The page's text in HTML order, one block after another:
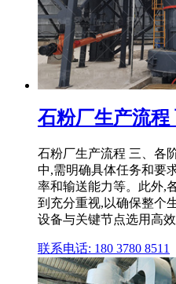
石粉厂生产流程
石粉厂生产流程 三、各
中,需明确具体任务和要
率和输送能力等。此外,
到充分重视,以确保整个
设备与关键节点选用高
联系电话: 180 3780 8511